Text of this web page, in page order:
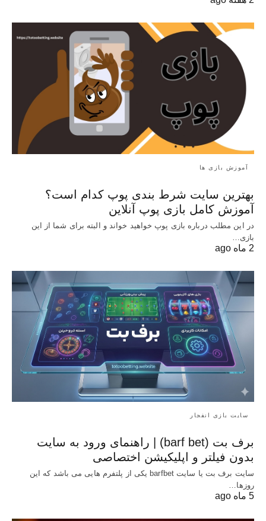
آموزش بازی ها
بهترین سایت شرط بندی پوپ کدام است؟
آموزش کامل بازی پوپ آنلاین
در این مطلب درباره بازی پوپ خواهید خواند و البته برای شما از این
بازی…
2 ماه ago
سایت بازی انفجار
برف بت (barf bet) | راهنمای ورود به سایت
بدون فیلتر و اپلیکیشن اختصاصی
سایت برف بت یا سایت barfbet یکی از پلتفرم‌ هایی می باشد که این
روزها…
5 ماه ago